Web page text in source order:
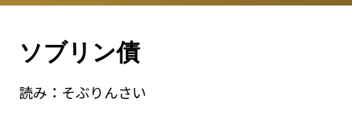
Terms
ソブリン債
読み： そぶりんさい